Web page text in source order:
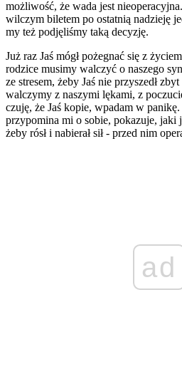
możliwość, że wada jest
wilczym biletem po ostatnią nadzieję
my też podjęliśmy taką decyzję.
Już raz Jaś mógł pożegnać się z
rodzice musimy walczyć o naszego
ze stresem, żeby Jaś nie przyszedł
walczymy z naszymi lękami, z
czuję, że Jaś kopie, wpadam w panikę.
przypomina mi o sobie, pokazuje, jaki
żeby rósł i nabierał sił - przed nim
ad